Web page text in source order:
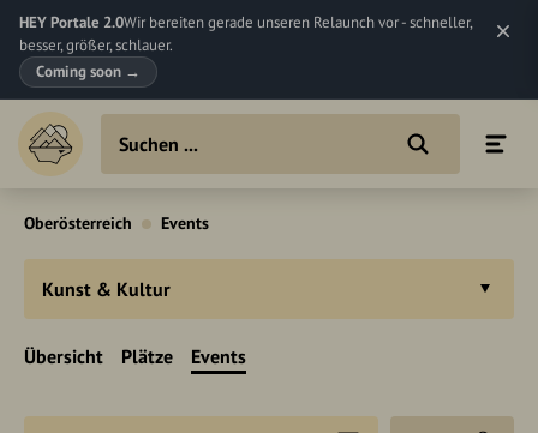
HEY Portale 2.0Wir bereiten gerade unseren Relaunch vor - schneller,
besser, größer, schlauer.
Coming soon →
Oberösterreich Events
Kunst & Kultur
Übersicht Plätze Events